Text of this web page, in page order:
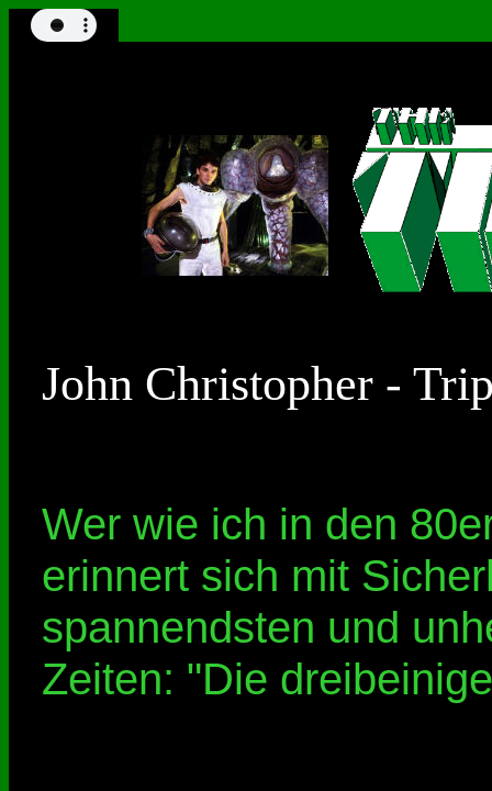
John Christopher -
Wer wie ich in den
erinnert sich mit
spannendsten und
Zeiten: "Die